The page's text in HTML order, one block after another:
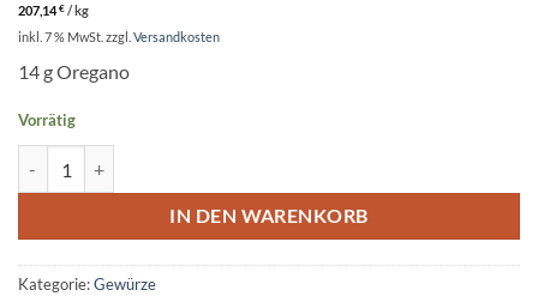
207,14€ /kg
inkl. 7 % MwSt. zzgl. Versandkosten
14 g Oregano
Vorrätig
IN DEN WARENKORB
Kategorie:Gewürze